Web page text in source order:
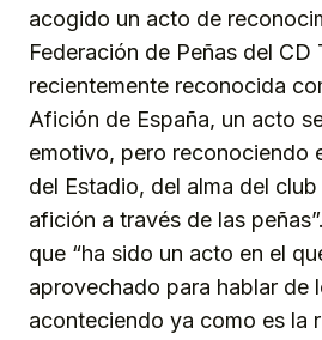
acogido un acto de
Federación de Peñas del CD
recientemente reconocida
Afición de España, un acto
emotivo, pero reconociendo
del Estadio, del alma del
afición a través de las
que “ha sido un acto en el
aprovechado para hablar de
aconteciendo ya como es la